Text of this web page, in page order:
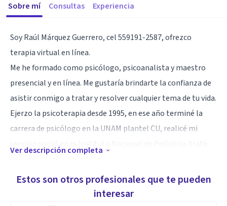
Sobre mí Consultas Experiencia
Soy Raúl Márquez Guerrero, cel 559191-2587, ofrezco
terapia virtual en línea.
Me he formado como psicólogo, psicoanalista y maestro
presencial y en línea. Me gustaría brindarte la confianza de
asistir conmigo a tratar y resolver cualquier tema de tu vida.
Ejerzo la psicoterapia desde 1995, en ese año terminé la
carrera de psicólogo en la UNAM plantel CU, realicé mi
mi consultorio en Polanco, me formé como Psicoanalista
en el CPM, tengo la formación como psicólogo de género
Ver descripción completa
Estos son otros profesionales que te pueden
interesar